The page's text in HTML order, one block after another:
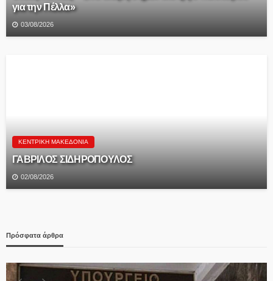
για την Πέλλα»
03/08/2026
ΚΕΝΤΡΙΚΉ ΜΑΚΕΔΟΝΊΑ
ΓΑΒΡΙΛΟΣ ΣΙΔΗΡΟΠΟΥΛΟΣ
02/08/2026
Πρόσφατα άρθρα